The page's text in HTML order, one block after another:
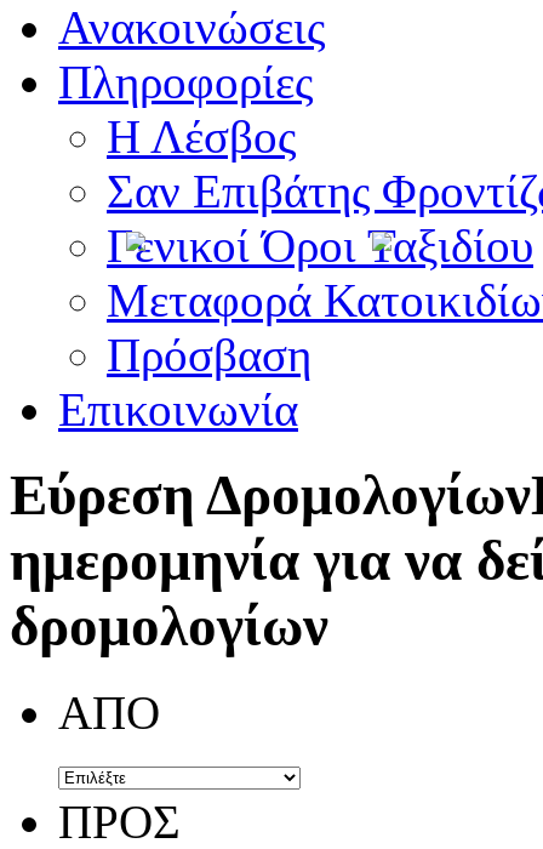
Ανακοινώσεις
Πληροφορίες
Η Λέσβος
Σαν Επιβάτης
Γενικοί Όροι Ταξιδίου
Μεταφορά
Πρόσβαση
Επικοινωνία
Εύρεση Δρομολογίων
ημερομηνία για να
δρομολογίων
ΑΠΟ
ΠΡΟΣ